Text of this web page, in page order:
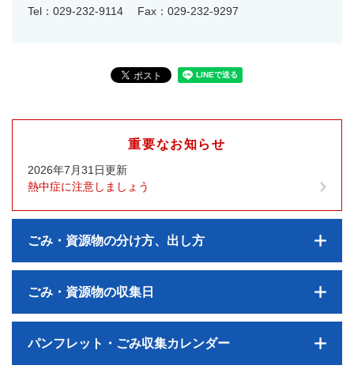
Tel：029-232-9114
Fax：029-232-9297
重要なお知らせ
2026年7月31日更新
熱中症に注意しましょう
ごみ・資源物の分け方、出し方
ごみ・資源物の収集日
パンフレット・ごみ収集カレンダー